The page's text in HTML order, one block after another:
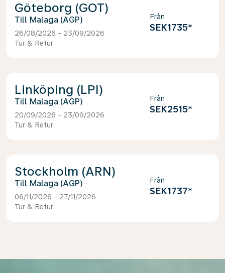
Göteborg (GOT)
Malaga (AGP)
26/08/2026 - 23/09/2026
Tur & Retur
Från
SEK1735*
Linköping (LPI)
Malaga (AGP)
20/09/2026 - 23/09/2026
Tur & Retur
Från
SEK2515*
Stockholm (ARN)
Malaga (AGP)
06/11/2026 - 27/11/2026
Tur & Retur
Från
SEK1737*